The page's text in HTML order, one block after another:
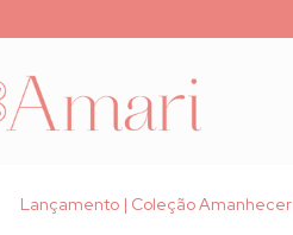
Lançamento | Coleção Amanhecer